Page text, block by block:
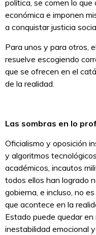
política, se comen lo
económica e imponen
a conquistar justicia
Para unos y para otros,
resuelve escogiendo
que se ofrecen en el
de la realidad.
Las sombras en lo
Oficialismo y oposición
y algoritmos
académicos, incautos
todos ellos han logrado
gobierna, e incluso, no
que acontece en la
Estado puede quedar
inestabilidad emocional